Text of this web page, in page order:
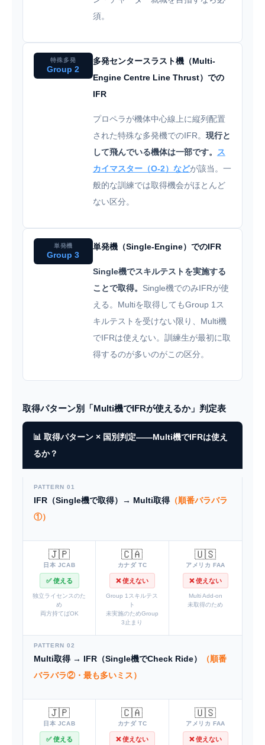
須。
特殊多発
Group 2
多発センタースラスト機（Multi-
Engine Centre Line Thrust）での
IFR
プロペラが機体中心線上に縦列配置
された特殊な多発機でのIFR。 現行と
して飛んでいる機体は一部です。
ス
カイマスター（O-2）などが該当。一
般的な訓練では取得機会がほとんど
ない区分。
単発機
Group 3
単発機（Single-Engine）でのIFR
Single機でスキルテストを実施する
ことで取得。 Single機でのみIFRが使
える。Multiを取得してもGroup 1ス
キルテストを受けない限り、Multi機
でIFRは使えない。訓練生が最初に取
得するのが多いのがこの区分。
取得パターン別「Multi機でIFRが使えるか」判定表
📊 取得パターン × 国別判定——Multi機でIFRは使え
るか？
PATTERN 01
IFR（Single機で取得）→ Multi取得（順番バラバラ
①）
🇯🇵
日本 JCAB
✅ 使える
独立ライセンスのた
め
両方持てばOK
🇨🇦
カナダ TC
❌ 使えない
Group 1スキルテス
ト
未実施のためGroup
3止まり
🇺🇸
アメリカ FAA
❌ 使えない
Multi Add-on
未取得のため
PATTERN 02
Multi取得 → IFR（Single機でCheck Ride）
（順番
バラバラ②・最も多いミス）
🇯🇵
日本 JCAB
✅ 使える
🇨🇦
カナダ TC
❌ 使えない
🇺🇸
アメリカ FAA
❌ 使えない